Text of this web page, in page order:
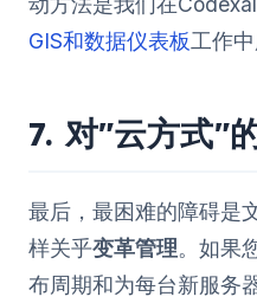
GIS和数据仪表板工作中
7. 对"云方式"
最后，最困难的障碍是
样关乎变革管理。如果
布周期和为每台新服务